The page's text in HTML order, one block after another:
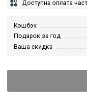
Доступна оплата
Кэшбэк
Подарок за год
Ваша скидка